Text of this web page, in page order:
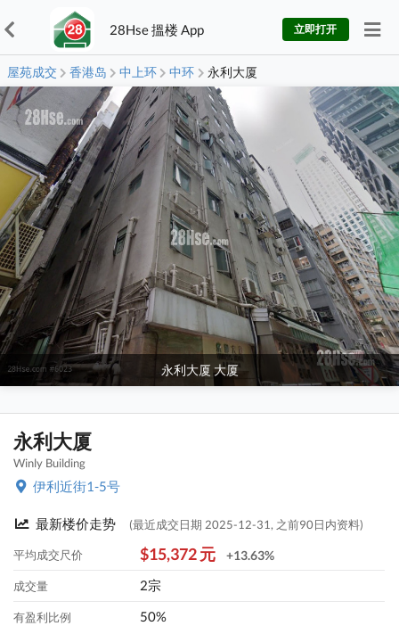
28Hse 搵楼 App 立即打开
屋苑成交 香港岛 中上环 中环 永利大厦
永利大厦 大厦
永利大厦
Winly Building
伊利近街1-5号
最新楼价走势 (最近成交日期 2025-12-31, 之前90日内资料)
平均成交尺价 $15,372 元 +13.63%
成交量 2宗
有盈利比例 50%